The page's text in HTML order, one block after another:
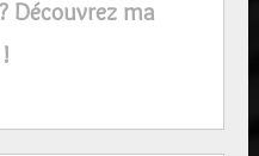
Découvrez ma